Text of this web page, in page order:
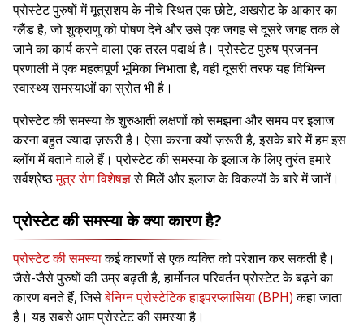
प्रोस्टेट पुरुषों में मूत्राशय के नीचे स्थित एक छोटे, अखरोट के आकार का
ग्लैंड है, जो शुक्राणु को पोषण देने और उसे एक जगह से दूसरे जगह तक ले
जाने का कार्य करने वाला एक तरल पदार्थ है। प्रोस्टेट पुरुष प्रजनन
प्रणाली में एक महत्वपूर्ण भूमिका निभाता है, वहीं दूसरी तरफ यह विभिन्न
स्वास्थ्य समस्याओं का स्रोत भी है।
प्रोस्टेट की समस्या के शुरुआती लक्षणों को समझना और समय पर इलाज
करना बहुत ज्यादा ज़रूरी है। ऐसा करना क्यों ज़रूरी है, इसके बारे में हम इस
ब्लॉग में बताने वाले हैं। प्रोस्टेट की समस्या के इलाज के लिए तुरंत हमारे
सर्वश्रेष्ठमूत्र रोग विशेषज्ञसे मिलें और इलाज के विकल्पों के बारे में जानें।
प्रोस्टेट की समस्या के क्या कारण है?
प्रोस्टेट की समस्याकई कारणों से एक व्यक्ति को परेशान कर सकती है।
जैसे-जैसे पुरुषों की उम्र बढ़ती है, हार्मोनल परिवर्तन प्रोस्टेट के बढ़ने का
कारण बनते हैं, जिसेबेनिग्न प्रोस्टेटिक हाइपरप्लासिया (BPH)कहा जाता
है। यह सबसे आम प्रोस्टेट की समस्या है।